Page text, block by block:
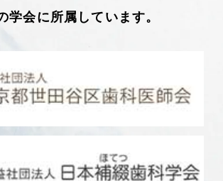
学会に所属しています。